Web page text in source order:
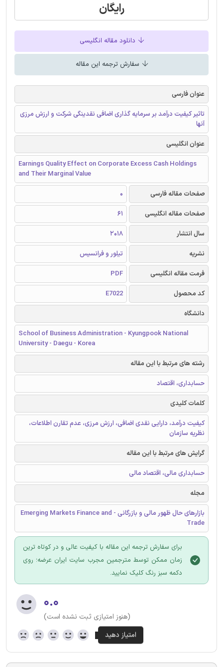
رایگان
دانلود مقاله انگلیسی
سفارش ترجمه این مقاله
عنوان فارسی
تاثیر کیفیت درآمد بر سرمایه گذاری اضافی نقدینگی شرکت و ارزش مرزی
آنها
عنوان انگلیسی
Earnings Quality Effect on Corporate Excess Cash Holdings
and Their Marginal Value
صفحات مقاله فارسی
0
صفحات مقاله انگلیسی
61
سال انتشار
2018
نشریه
تیلور و فرانسیس
فرمت مقاله انگلیسی
PDF
کد محصول
E7022
دانشگاه
School of Business Administration - Kyungpook National
University - Daegu - Korea
رشته های مرتبط با این مقاله
حسابداری، اقتصاد
کلمات کلیدی
کیفیت درآمد، دارایی نقدی اضافی، ارزش مرزی، عدم تقارن اطلاعات،
نظریه سازمان
گرایش های مرتبط با این مقاله
حسابداری مالی، اقتصاد مالی
مجله
بازارهای حال ظهور مالی و بازرگانی - Emerging Markets Finance and
Trade
برای سفارش ترجمه این مقاله با کیفیت عالی و در کوتاه ترین
زمان ممکن توسط مترجمین مجرب سایت ایران عرضه؛ روی
دکمه سبز رنگ کلیک نمایید.
۰.۰
(هنوز امتیازی ثبت نشده است)